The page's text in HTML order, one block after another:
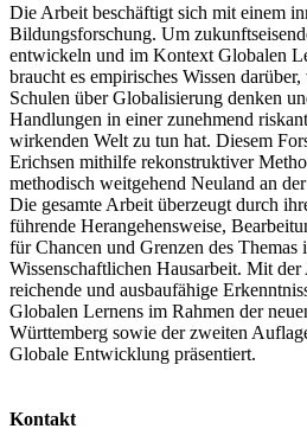
Die Arbeit beschäftigt sich mit einem
Bildungsforschung. Um
entwickeln und im Kontext Globalen
braucht es empirisches Wissen
Schulen über Globalisierung denken
Handlungen in einer zunehmend
wirkenden Welt zu tun hat. Diesem
Erichsen mithilfe rekonstruktiver
methodisch weitgehend Neuland an
Die gesamte Arbeit überzeugt durch
führende Herangehensweise,
für Chancen und Grenzen des Themas
Wissenschaftlichen Hausarbeit. Mit
reichende und ausbaufähige
Globalen Lernens im Rahmen der
Württemberg sowie der zweiten
Globale Entwicklung präsentiert.
Kontakt